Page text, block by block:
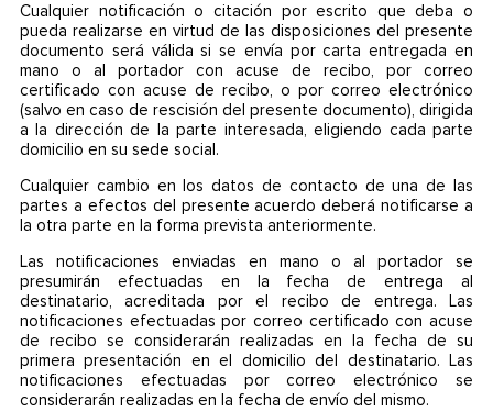
Cualquier notificación o citación por escrito que deba o
pueda realizarse en virtud de las disposiciones del presente
documento será válida si se envía por carta entregada en
mano o al portador con acuse de recibo, por correo
certificado con acuse de recibo, o por correo electrónico
(salvo en caso de rescisión del presente documento), dirigida
a la dirección de la parte interesada, eligiendo cada parte
domicilio en su sede social.
Cualquier cambio en los datos de contacto de una de las
partes a efectos del presente acuerdo deberá notificarse a
la otra parte en la forma prevista anteriormente.
Las notificaciones enviadas en mano o al portador se
presumirán efectuadas en la fecha de entrega al
destinatario, acreditada por el recibo de entrega. Las
notificaciones efectuadas por correo certificado con acuse
de recibo se considerarán realizadas en la fecha de su
primera presentación en el domicilio del destinatario. Las
notificaciones efectuadas por correo electrónico se
considerarán realizadas en la fecha de envío del mismo.